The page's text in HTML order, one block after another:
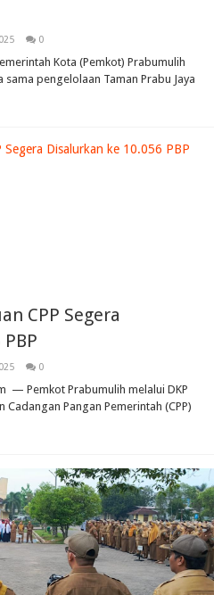
0
Kota (Pemkot) Prabumulih
pengelolaan Taman Prabu Jaya
CPP Segera
0
— Pemkot Prabumulih melalui DKP
Pangan Pemerintah (CPP)